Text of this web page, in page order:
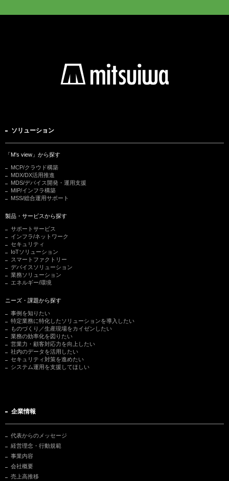
ソリューション
「M's view」から探す
MCP/クラウド構築
MDX/DX活用推進
MDS/デバイス開発・運用支援
MIP/インフラ構築
MSS/総合運用サポート
製品・サービスから探す
サポートサービス
インフラ/ネットワーク
セキュリティ
IoTソリューション
スマートファクトリー
デバイスソリューション
業務ソリューション
エネルギー/環境
ニーズ・課題から探す
事例を知りたい
特定業務に特化したソリューションを導入したい
ものづくり／生産現場をカイゼンしたい
業務の効率化を図りたい
営業力・顧客対応力を向上したい
社内のデータを活用したい
セキュリティ対策を進めたい
システム運用を支援してほしい
企業情報
代表からのメッセージ
経営理念・行動規範
事業内容
会社概要
売上高推移